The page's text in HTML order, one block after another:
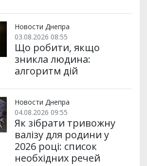
Новости Днепра
03.08.2026 08:55
Що робити, якщо
зникла людина:
алгоритм дій
Новости Днепра
04.08.2026 09:55
Як зібрати тривожну
валізу для родини у
2026 році: список
необхідних речей